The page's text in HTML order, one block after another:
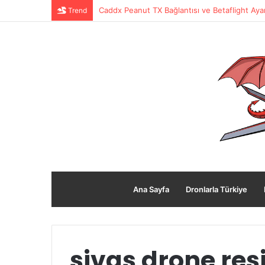
Trend Caddx Peanut TX Bağlantısı ve Betaflight
Ana Sayfa Dronlarla Türkiye